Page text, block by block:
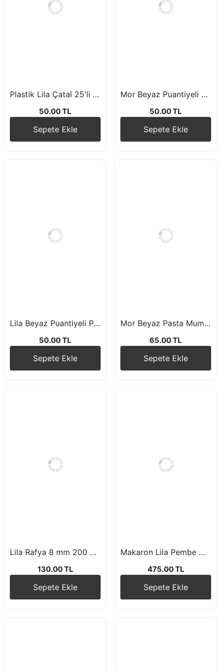
Plastik Lila Çatal 25'li Paket
50.00 TL
Sepete Ekle
Mor Beyaz Puantiyeli Peçete 16 Adet 33*33 cm
50.00 TL
Sepete Ekle
Lila Beyaz Puantiyeli Peçete 16 Adet 33*33 cm
50.00 TL
Sepete Ekle
Mor Beyaz Pasta Mumu 6'lı 15 cm
65.00 TL
Sepete Ekle
Lila Rafya 8 mm 200 Metre
130.00 TL
Sepete Ekle
Makaron Lila Pembe Mint Yeşili Beyaz Krom Gümüş Balon Zincir Seti
475.00 TL
Sepete Ekle